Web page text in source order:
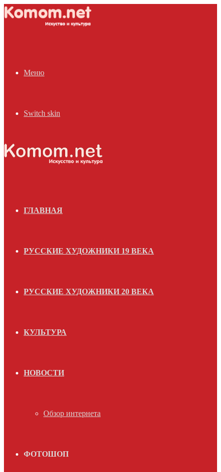
Меню
Switch skin
ГЛАВНАЯ
РУССКИЕ ХУДОЖНИКИ 19 ВЕКА
РУССКИЕ ХУДОЖНИКИ 20 ВЕКА
КУЛЬТУРА
НОВОСТИ
Обзор интернета
ФОТОШОП